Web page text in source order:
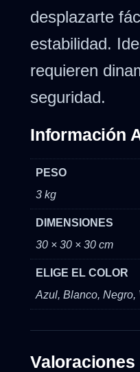
desplazarte
estabilidad.
requieren
seguridad.
Información
PESO
3 kg
DIMENSIONES
30 × 30 × 30 cm
ELIGE EL COLOR
Azul, Blanco, Negro,
Valoraciones